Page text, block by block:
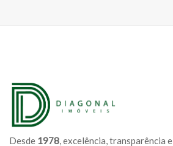
Desde 1978, excelência, transparência e